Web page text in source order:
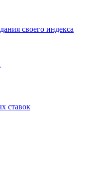
своего индекса
ставок